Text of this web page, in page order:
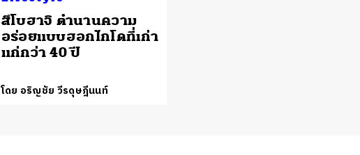
สึโบฮาจิ ตำนานความ
อร่อยแบบฮอกไกโดที่เก่า
แก่กว่า 40 ปี
โดย อริญชัย วีรดุษฎีนนท์